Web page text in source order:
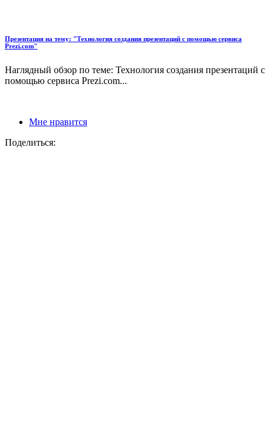
Презентация на тему: "Технология создания презентаций с помощью сервиса
Prezi.com"
Наглядный обзор по теме: Технология создания презентаций с
помощью сервиса Prezi.com...
Мне нравится
Поделиться: